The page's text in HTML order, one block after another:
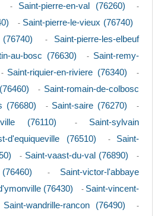
- Saint-pierre-en-val (76260) -
- Saint-pierre-le-vieux (76740)
- Saint-pierre-les-elbeuf
au-bosc (76630) - Saint-remy-
- Saint-riquier-en-riviere (76340) -
- Saint-romain-de-colbosc
(76680) - Saint-saire (76270) -
(76110) - Saint-sylvain
d'equiqueville (76510) - Saint-
- Saint-vaast-du-val (76890) -
- Saint-victor-l'abbaye
(76430) - Saint-vincent-
Saint-wandrille-rancon (76490) -